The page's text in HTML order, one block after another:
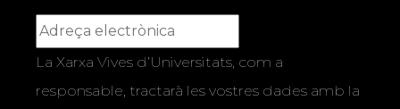
La Xarxa Vives d’Universitats, com a
responsable, tractarà les vostres dades amb la